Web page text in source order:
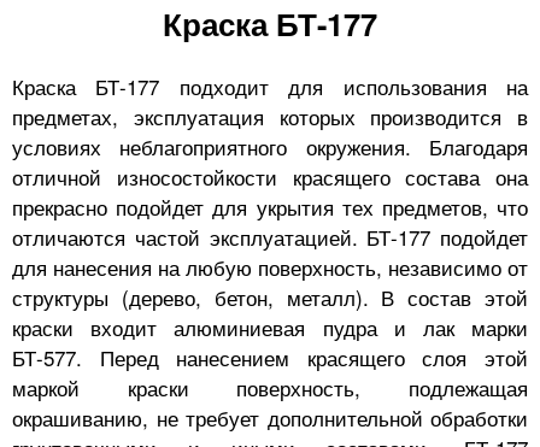
Краска БТ-177
Краска БТ-177 подходит для использования на
предметах, эксплуатация которых производится в
условиях неблагоприятного окружения. Благодаря
отличной износостойкости красящего состава она
прекрасно подойдет для укрытия тех предметов, что
отличаются частой эксплуатацией. БТ-177 подойдет
для нанесения на любую поверхность, независимо от
структуры (дерево, бетон, металл). В состав этой
краски входит алюминиевая пудра и лак марки
БТ-577. Перед нанесением красящего слоя этой
маркой краски поверхность, подлежащая
окрашиванию, не требует дополнительной обработки